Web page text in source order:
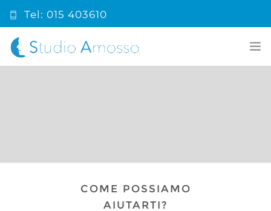
Tel: 015 403610
info@studioamosso.it
COSA FACCIAMO
PRONTO SOCCORSOCOME POSSIAMO
AIUTARTI?